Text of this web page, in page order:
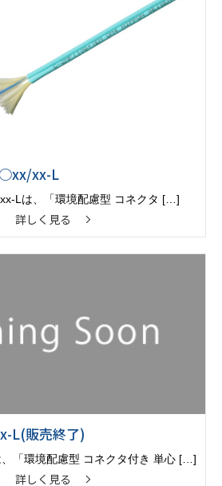
○xx/xx-L
Lは、「環境配慮型 コネクタ […]
詳しく見る
L(販売終了)
「環境配慮型 コネクタ付き 単心 […]
詳しく見る